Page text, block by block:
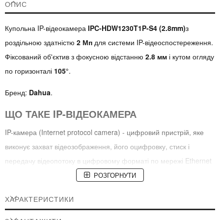
ОПИС
Купольна IP-відеокамера IPC-HDW1230T1P-S4 (2.8mm)з
роздільною здатністю 2 Мп для системи IP-відеоспостереження.
Фіксований об'єктив з фокусною відстанню 2.8 мм і кутом огляду
по горизонталі 105°.
Бренд: Dahua.
ЩО ТАКЕ IP-ВІДЕОКАМЕРА
IP-камера (Internet protocol camera) - цифровий пристрій, яке
виконує захват відеозображення, його оцифровку, стиск і
передачу відеопотоку в цифровому форматі по мережі Ethernet
(з комп'ютерної мережі) з використанням протоколу TCP/IP.
ПРИЗНАЧЕННЯ
РОЗГОРНУТИ
ХАРАКТЕРИСТИКИ